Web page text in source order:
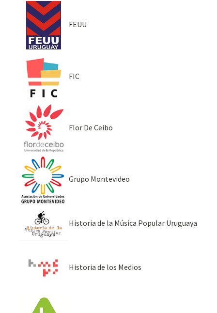
FEUU
FIC
Flor De Ceibo
Grupo Montevideo
Historia de la Música Popular Uruguaya
Historia de los Medios